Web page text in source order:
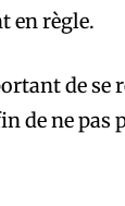
en règle.
de se
de ne pas